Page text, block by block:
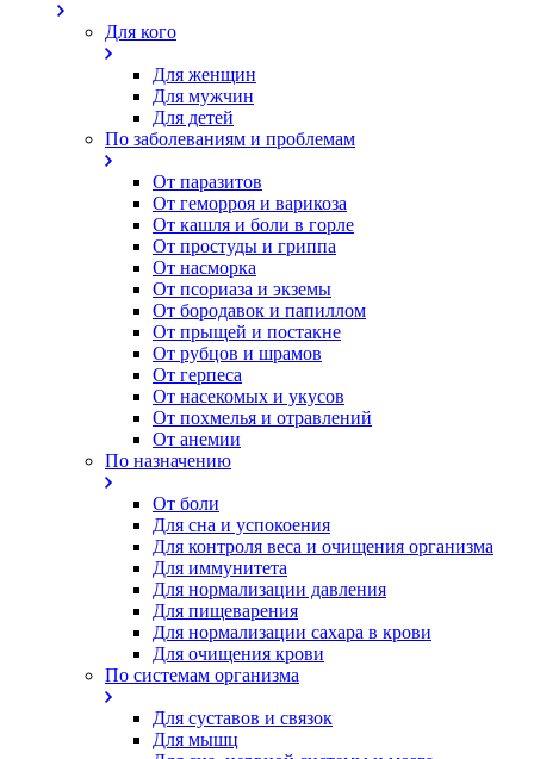
Для кого
Для женщин
Для мужчин
Для детей
По заболеваниям и проблемам
От паразитов
Oт геморроя и варикоза
От кашля и боли в горле
От простуды и гриппа
От насморка
Oт псориаза и экземы
От бородавок и папиллом
От прыщей и постакне
От рубцов и шрамов
От герпеса
От насекомых и укусов
От похмелья и отравлений
От анемии
По назначению
От боли
Для сна и успокоения
Для контроля веса и очищения организма
Для иммунитета
Для нормализации давления
Для пищеварения
Для нормализации сахара в крови
Для очищения крови
По системам организма
Для суставов и связок
Для мышц